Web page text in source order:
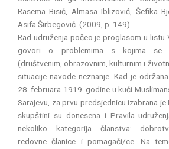
Rasema Bisić, Almasa Iblizović, Šefika
Asifa Širbegović. (2009, p. 149)
Rad udruženja počeo je proglasom u listu
govori o problemima s kojima se
(društvenim, obrazovnim, kulturnim i
situacije navode neznanje. Kad je
28. februara 1919. godine u kući
Sarajevu, za prvu predsjednicu izabrana je
skupštini su donesena i Pravila
nekoliko kategorija članstva:
redovne članice i pomagači/ce. Na